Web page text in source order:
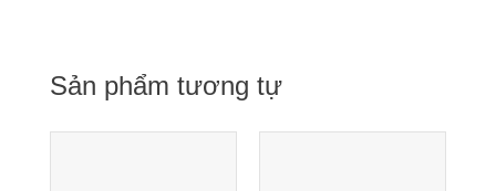
Sản phẩm tương tự